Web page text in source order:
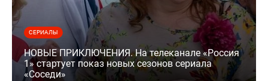
СЕРИАЛЫ
НОВЫЕ ПРИКЛЮЧЕНИЯ. На телеканале «Россия
1» стартует показ новых сезонов сериала
«Соседи»